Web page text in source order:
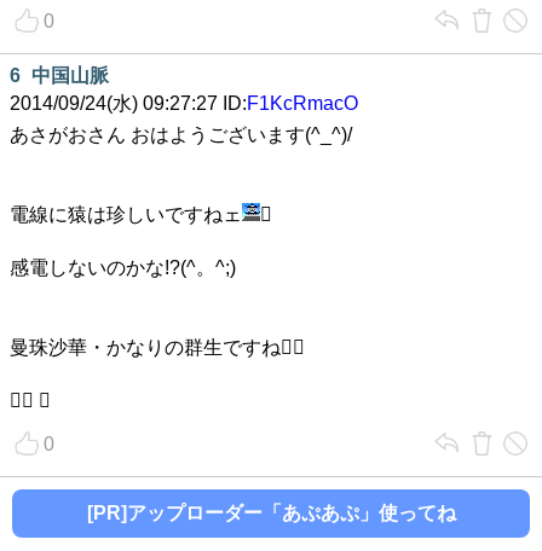
0
6 中国山脈
2014/09/24(水) 09:27:27 ID:F1KcRmacO
あさがおさん おはようございます(^_^)/
電線に猿は珍しいですねェ 
感電しないのかな!?(^。^;)
曼珠沙華・かなりの群生ですね
 
0
[PR]アップローダー「あぷあぷ」使ってね